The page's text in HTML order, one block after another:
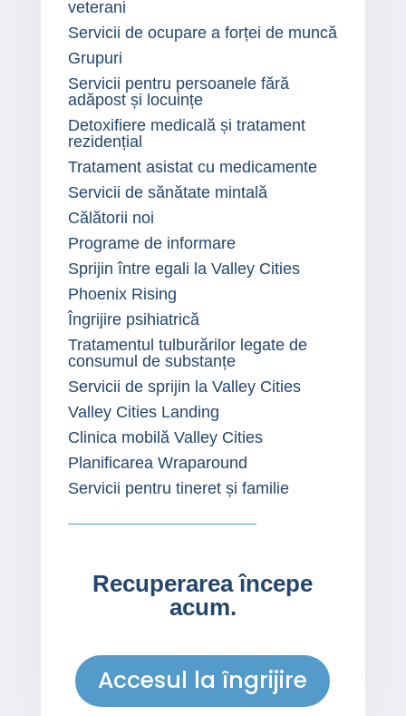
veterani
Servicii de ocupare a forței de muncă
Grupuri
Servicii pentru persoanele fără
adăpost și locuințe
Detoxifiere medicală și tratament
rezidențial
Tratament asistat cu medicamente
Servicii de sănătate mintală
Călătorii noi
Programe de informare
Sprijin între egali la Valley Cities
Phoenix Rising
Îngrijire psihiatrică
Tratamentul tulburărilor legate de
consumul de substanțe
Servicii de sprijin la Valley Cities
Valley Cities Landing
Clinica mobilă Valley Cities
Planificarea Wraparound
Servicii pentru tineret și familie
Recuperarea începe
acum.
Accesul la îngrijire